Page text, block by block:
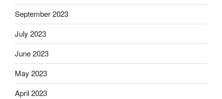
September 2023
July 2023
June 2023
May 2023
April 2023